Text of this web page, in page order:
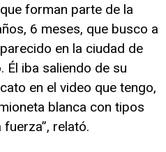
forman parte de la
6 meses, que busco a
en la ciudad de
Él iba saliendo de su
en el video que tengo,
blanca con tipos
relató.